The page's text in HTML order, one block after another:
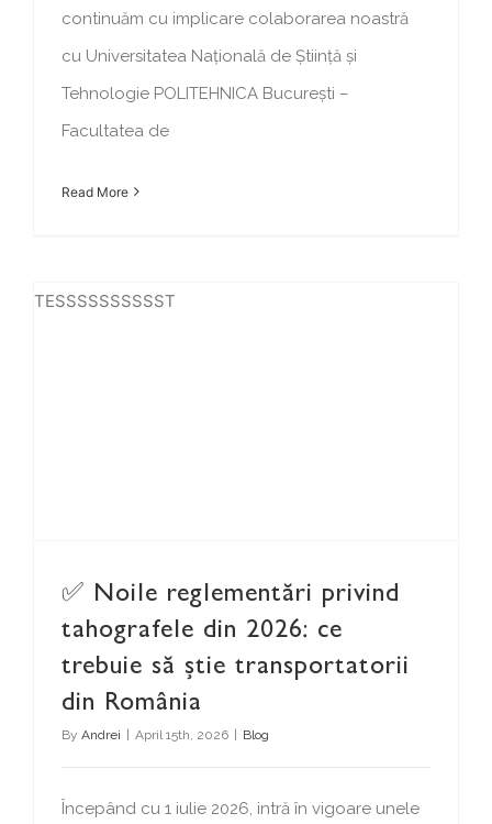
continuăm cu implicare colaborarea noastră
cu Universitatea Națională de Știință și
Tehnologie POLITEHNICA București –
Facultatea de
Read More
TESSSSSSSSSST
✅ Noile reglementări privind
tahografele din 2026: ce
trebuie să știe transportatorii
din România
By Andrei April 15th, 2026 Blog
Începând cu 1 iulie 2026, intră în vigoare unele